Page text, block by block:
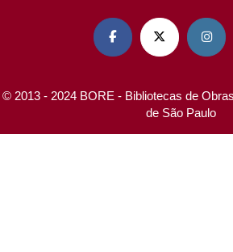
  
© 2013 - 2024 BORE - Bibliotecas de
de São Paulo